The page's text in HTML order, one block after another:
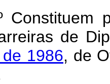
Constituem
de
1986, de